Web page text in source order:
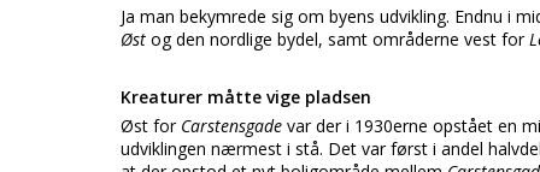
Ja man bekymrede sig om byens udvikling. Endnu i
Øst og den nordlige bydel, samt områderne vest for
Kreaturer måtte vige pladsen
Øst for Carstensgade var der i 1930erne opstået en
udviklingen nærmest i stå. Det var først i andel